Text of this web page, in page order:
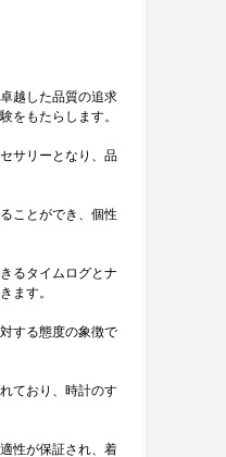
越した品質の追求
をもたらします。
サリーとなり、品
ことができ、個性
るタイムログとナ
ます。
する態度の象徴で
ており、時計のす
性が保証され、着